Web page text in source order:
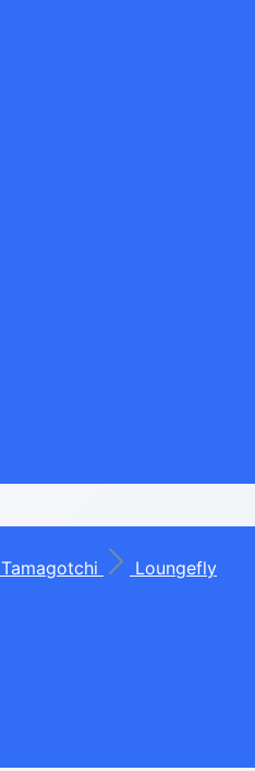
Tamagotchi Loungefly